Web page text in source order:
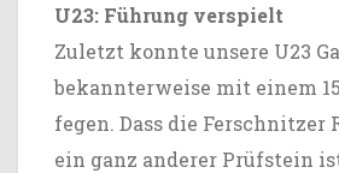
U23: Führung verspielt
Zuletzt konnte unsere U23
bekannterweise mit einem
fegen. Dass die Ferschnitzer
ein ganz anderer Prüfstein